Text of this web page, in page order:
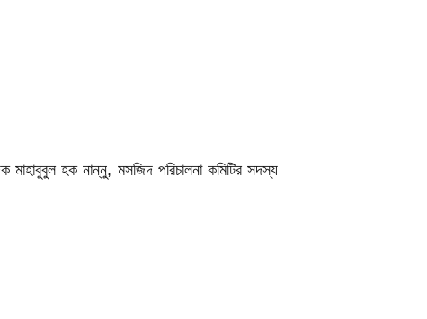
মাহাবুবুল হক নান্নু, মসজিদ পরিচালনা কমিটির সদস্য